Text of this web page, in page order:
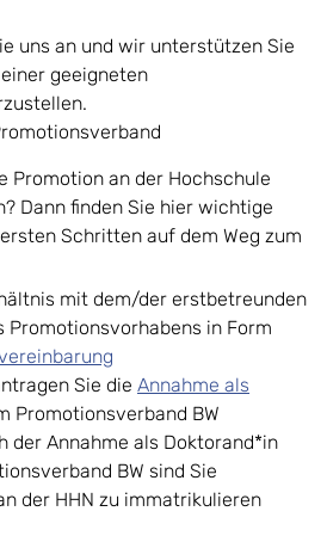
uns an und wir unterstützen Sie
geeigneten
Promotion an der Hochschule
Dann finden Sie hier wichtige
Schritten auf dem Weg zum
mit dem/der erstbetreunden
Promotionsvorhabens in Form
Sie die Annahme als
Promotionsverband BW
der Annahme als Doktorand*in
BW sind Sie
der HHN zu immatrikulieren